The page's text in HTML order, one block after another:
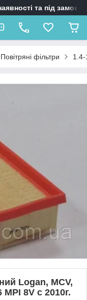
та під
Повітряні фільтри
Logan, MCV,
8V с 2010г.